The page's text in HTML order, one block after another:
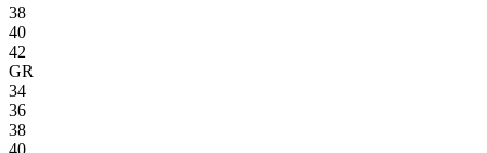
38
40
42
GR
34
36
38
40